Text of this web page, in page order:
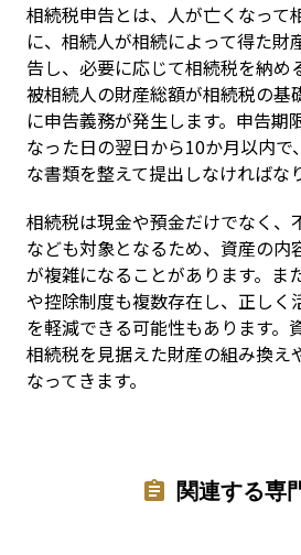
相続税申告とは、人が亡くなって
に、相続人が相続によって得た財
告し、必要に応じて相続税を納め
被相続人の財産総額が相続税の基
に申告義務が発生します。申告期
なった日の翌日から10か月以内
な書類を整えて提出しなければな
相続税は現金や預金だけでなく、
なども対象となるため、資産の内
が複雑になることがあります。ま
や控除制度も複数存在し、正しく
を軽減できる可能性もあります。
相続税を見据えた財産の組み換え
なってきます。
関連する専